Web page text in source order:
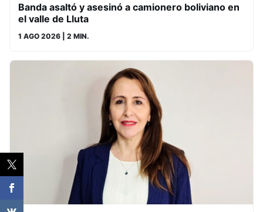
Banda asaltó y asesinó a camionero boliviano en
el valle de Lluta
1 AGO 2026 | 2 MIN.